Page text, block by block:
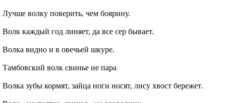
Лучше волку поверить, чем боярину.
Волк каждый год линяет, да все сер бывает.
Волка видно и в овечьей шкуре.
Тамбовский волк свинье не пара
Волка зубы кормят, зайца ноги носят, лису хвост бережет.